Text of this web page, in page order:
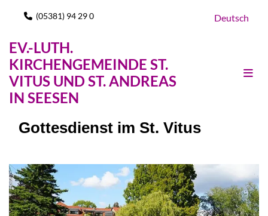
 (05381) 94 29 0 Deutsch
EV.-LUTH.
KIRCHENGEMEINDE ST.
VITUS UND ST. ANDREAS
IN SEESEN
Gottesdienst im St. Vitus